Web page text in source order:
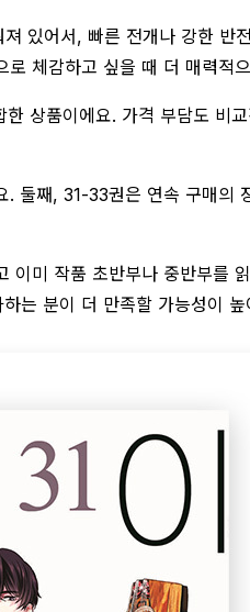
있어서, 빠른 전개나 강한 반
체감하고 싶을 때 더 매력적
상품이에요. 가격 부담도 비
둘째, 31-33권은 연속 구매의
미 작품 초반부나 중반부를
는 분이 더 만족할 가능성이 높